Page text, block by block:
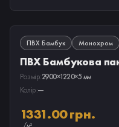
В НАЯВНОСТІ
ПВХ Бамбук Монохром
ПВХ Бамбукова
Розмір:2900×1220×5 мм
Колір:—
1331.00 грн.